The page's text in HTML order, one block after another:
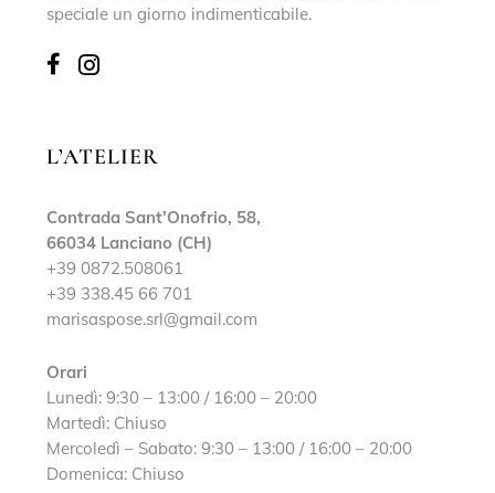
speciale un giorno indimenticabile.
L’ATELIER
Contrada Sant’Onofrio, 58,
66034 Lanciano (CH)
+39 0872.508061
+39 338.45 66 701
marisaspose.srl@gmail.com
Orari
Lunedì: 9:30 – 13:00 / 16:00 – 20:00
Martedì: Chiuso
Mercoledì – Sabato: 9:30 – 13:00 / 16:00 – 20:00
Domenica: Chiuso